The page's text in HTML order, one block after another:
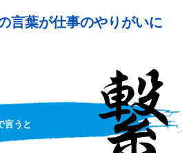
言葉が仕事のやりがいに
言うと